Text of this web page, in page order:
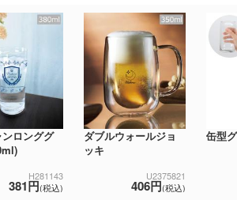
ロンググ
H281143
381円(税込)
ダブルウォールジョ
ッキ
U2375821
406円(税込)
缶型